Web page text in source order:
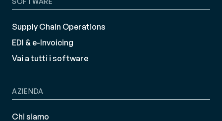
Supply Chain Operations
EDI & e-Invoicing
Vai a tutti i software
AZIENDA
Chi siamo